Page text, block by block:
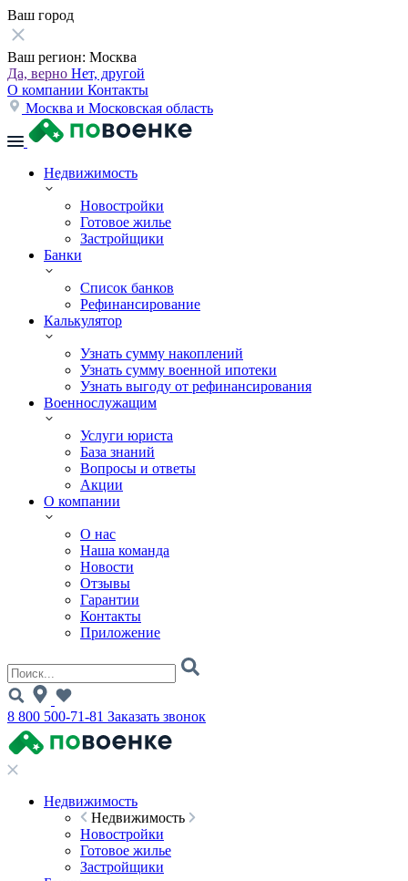
Ваш город
Ваш регион: Москва
Да, верно Нет, другой
О компании Контакты
Москва и Московская область
Недвижимость
Новостройки
Готовое жилье
Застройщики
Банки
Список банков
Рефинансирование
Калькулятор
Узнать сумму накоплений
Узнать сумму военной ипотеки
Узнать выгоду от рефинансирования
Военнослужащим
Услуги юриста
База знаний
Вопросы и ответы
Акции
О компании
О нас
Наша команда
Новости
Отзывы
Гарантии
Контакты
Приложение
8 800 500-71-81 Заказать звонок
Недвижимость
Недвижимость
Новостройки
Готовое жилье
Застройщики